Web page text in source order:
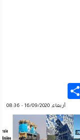
أربعاء, 16/09/2020 - 08:36